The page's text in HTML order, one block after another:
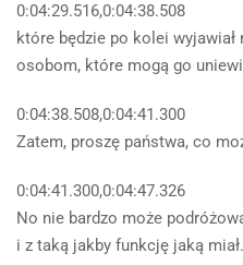
0:04:29.516,0:04:38.508
które będzie po kolei
osobom, które mogą go
0:04:38.508,0:04:41.300
Zatem, proszę państwa, co
0:04:41.300,0:04:47.326
No nie bardzo może
i z taką jakby funkcję jaką miał.